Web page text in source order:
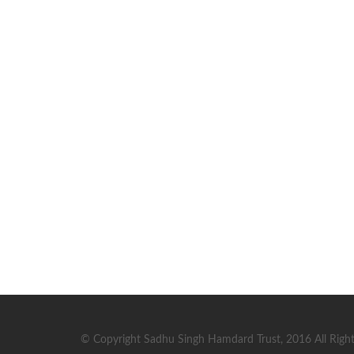
© Copyright Sadhu Singh Hamdard Trust, 2016 All